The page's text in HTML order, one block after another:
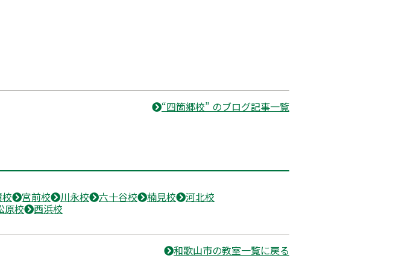
“四箇郷校” のブログ記事一覧
宮前校 川永校 六十谷校 楠見校
河北校
原校 西浜校
和歌山市の教室一覧に戻る